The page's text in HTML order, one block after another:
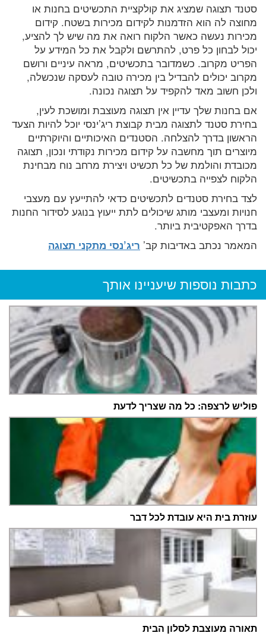
סטנד תצוגה שמציג את קולקציית התכשיטים בחנות או
מחוצה לה הוא הזדמנות לקידום מכירות בשטח. קידום
מכירות נעשה כאשר הלקוח רואה את מה שיש לך להציע,
יכול לבחון כל פרט, להתרשם ולקבל את כל המידע על
הפריט מקרוב. כשמדובר בתכשיטים, מראה עיניים ורושם
מקרוב יכולים להבדיל בין מכירה טובה לעסקה שנכשלה,
ולכן חשוב מאד להקפיד על תצוגה נכונה.
אם בחנות שלך עדיין אין תצוגה מעוצבת ומושכת לעין,
בחירת סטנד לתצוגה מבית קבוצת ריג’ינסי יוכל להיות הצעד
הראשון בדרך להצלחה. הסטנדים האיכותיים והיוקרתיים
מיוצרים תוך מחשבה על קידום מכירות נקודתי ונכון, תצוגה
מכובדת והולמת של כל תכשיט ויצירת מרחב נוח מבחינת
הלקוח לצפייה בתכשיטים.
לצד בחירת סטנדים לתכשיטים כדאי להתייעץ עם מעצבי
חנויות ומעצבי מותג שיכולים לתת ייעוץ בנוגע לסידור החנות
בדרך האפקטיבית ביותר.
המאמר נכתב באדיבות קב’ ריג’נסי מתקני תצוגה
כתבות נוספות שיעניינו אותך
פוליש לרצפה: כל מה שצריך לדעת
עוזרת בית היא עובדת לכל דבר
תאורה מעוצבת לסלון הבית